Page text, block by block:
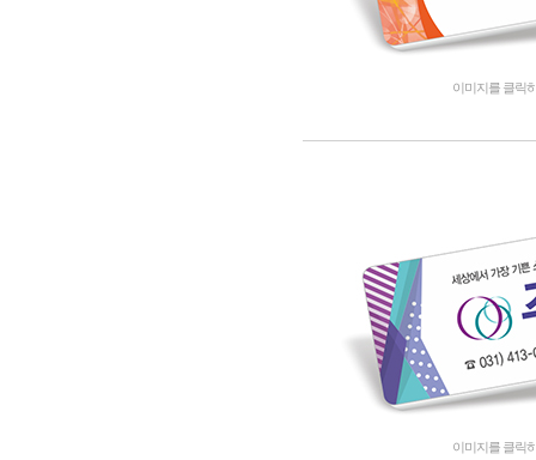
이미지를 클릭
이미지를 클릭